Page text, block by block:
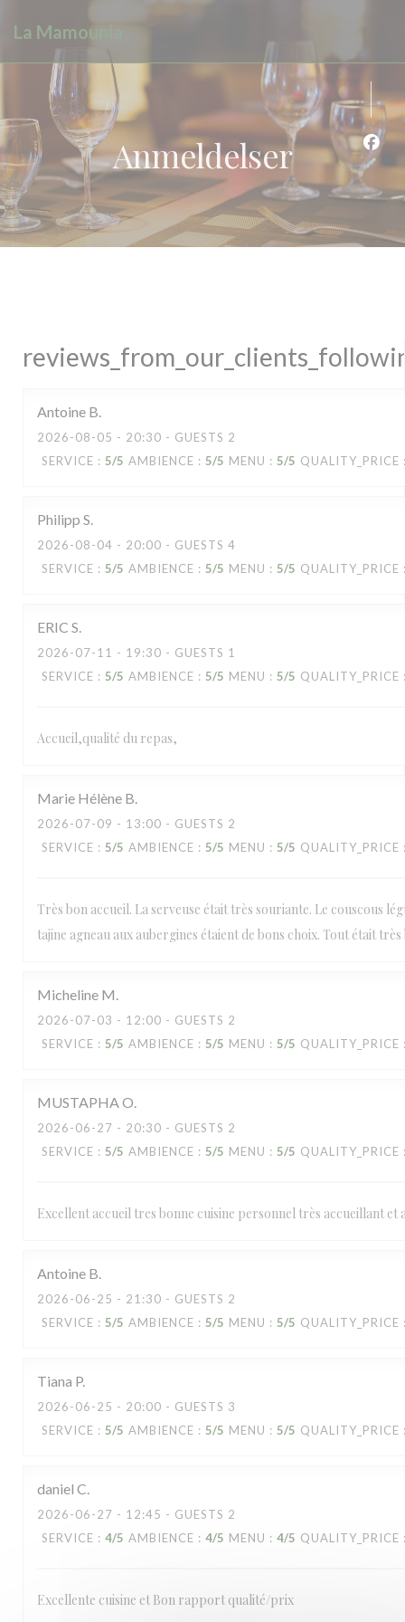
La Mamounia
Anmeldelser
Antoine B
2026-08-05 - 20:30 - GUESTS 2
SERVICE : 5/5 AMBIENCE : 5/5 MENU : 5/5 QUALITY_PRICE
Philipp S
2026-08-04 - 20:00 - GUESTS 4
SERVICE : 5/5 AMBIENCE : 5/5 MENU : 5/5 QUALITY_PRICE
ERIC S
2026-07-11 - 19:30 - GUESTS 1
SERVICE : 5/5 AMBIENCE : 5/5 MENU : 5/5 QUALITY_PRICE
Accueil,qualité du repas,
Marie Hélène B
2026-07-09 - 13:00 - GUESTS 2
SERVICE : 5/5 AMBIENCE : 5/5 MENU : 5/5 QUALITY_PRICE
Très bon accueil. La serveuse était très souriante. Le couscous
tajine agneau aux aubergines étaient de bons choix. Tout était très
Micheline M
2026-07-03 - 12:00 - GUESTS 2
SERVICE : 5/5 AMBIENCE : 5/5 MENU : 5/5 QUALITY_PRICE
MUSTAPHA O
2026-06-27 - 20:30 - GUESTS 2
SERVICE : 5/5 AMBIENCE : 5/5 MENU : 5/5 QUALITY_PRICE
Excellent accueil tres bonne cuisine personnel très accueillant et
Antoine B
2026-06-25 - 21:30 - GUESTS 2
SERVICE : 5/5 AMBIENCE : 5/5 MENU : 5/5 QUALITY_PRICE
Tiana P
2026-06-25 - 20:00 - GUESTS 3
SERVICE : 5/5 AMBIENCE : 5/5 MENU : 5/5 QUALITY_PRICE
daniel C
2026-06-27 - 12:45 - GUESTS 2
SERVICE : 4/5 AMBIENCE : 4/5 MENU : 4/5 QUALITY_PRICE
Excellente cuisine et Bon rapport qualité/prix